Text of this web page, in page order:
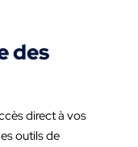
des
direct à vos
outils de